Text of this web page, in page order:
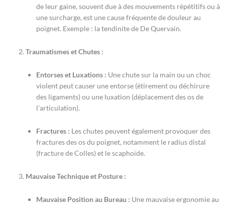
de leur gaine, souvent due à des mouvements répétitifs ou à
une surcharge, est une cause fréquente de douleur au
poignet. Exemple : la tendinite de De Quervain.
Traumatismes et Chutes :
Entorses et Luxations : Une chute sur la main ou un choc
violent peut causer une entorse (étirement ou déchirure
des ligaments) ou une luxation (déplacement des os de
l’articulation).
Fractures : Les chutes peuvent également provoquer des
fractures des os du poignet, notamment le radius distal
(fracture de Colles) et le scaphoïde.
Mauvaise Technique et Posture :
Mauvaise Position au Bureau : Une mauvaise ergonomie au